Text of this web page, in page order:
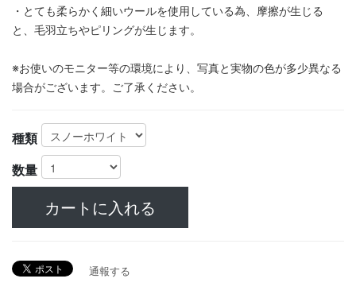
・とても柔らかく細いウールを使用している為、摩擦が生じる
と、毛羽立ちやピリングが生じます。
※お使いのモニター等の環境により、写真と実物の色が多少異なる
場合がございます。ご了承ください。
種類
数量
カートに入れる
通報する